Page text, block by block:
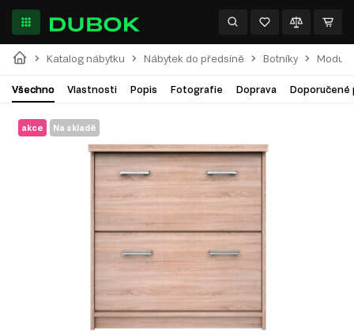
Katalog nábytku Nábytek do předsíně Botníky
Všechno Vlastnosti Popis Fotografie Doprava Doporučené
akce Na skladě